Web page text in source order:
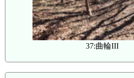
37:曲輪III